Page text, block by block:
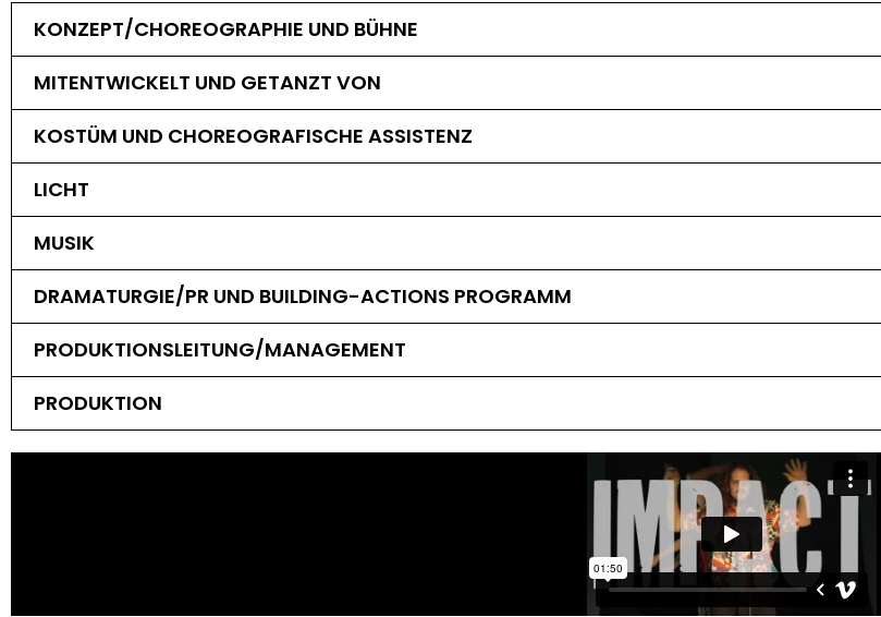
KONZEPT/CHOREOGRAPHIE UND BÜHNE
MITENTWICKELT UND GETANZT VON
KOSTÜM UND CHOREOGRAFISCHE ASSISTENZ
LICHT
MUSIK
DRAMATURGIE/PR UND BUILDING-ACTIONS PROGRAMM
PRODUKTIONSLEITUNG/MANAGEMENT
PRODUKTION